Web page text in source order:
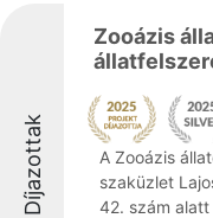
Díjazottak
Zooázis
A Zooázis
szaküzlet
42. szám